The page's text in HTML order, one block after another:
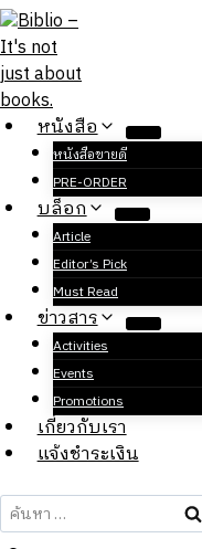
Skip
to
content
หนังสือ
หนังสือขายดี
PRE-ORDER
บล็อก
Article
Editor’s Pick
Must Read
ข่าวสาร
Activities
Events
Promotions
เกี่ยวกับเรา
แจ้งชำระเงิน
ค้นหา
สำหรับ: